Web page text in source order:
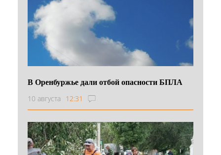
В Оренбуржье дали отбой опасности БПЛА
10 августа 12:31